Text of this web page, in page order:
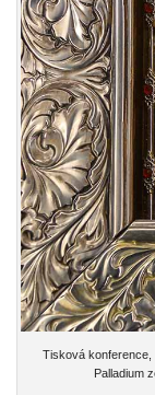
Tisková konference,
Palladium